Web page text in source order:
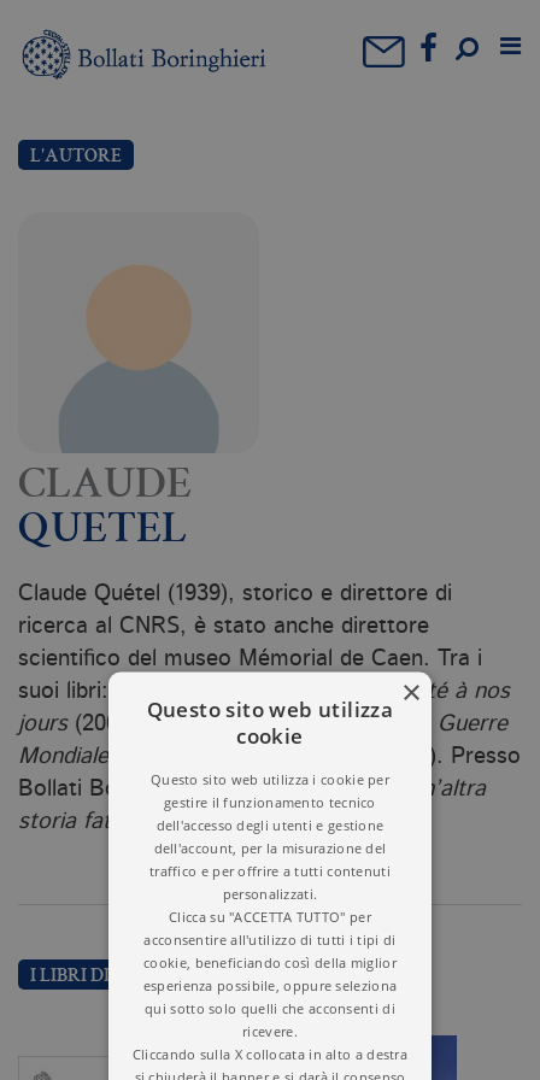
L'AUTORE
CLAUDE
QUETEL
Claude Quétel (1939), storico e direttore di
ricerca al CNRS, è stato anche direttore
scientifico del museo Mémorial de Caen. Tra i
suoi libri:
Histoire de la folie. De l’Antiquité à nos
jours(2009),Le Petit livre de la Seconde Guerre
Mondiale
(2010). Presso
Bollati Boringhieri ha pubblicatoMuri. Un’altra
storia fatta dagli uomini(2016 e 2019).
I LIBRI DI CLAUDE QUETEL
×
Questo sito web utilizza
cookie
Questo sito web utilizza i cookie per
gestire il funzionamento tecnico
dell'accesso degli utenti e gestione
dell'account, per la misurazione del
traffico e per offrire a tutti contenuti
personalizzati.
Clicca su "ACCETTA TUTTO" per
acconsentire all'utilizzo di tutti i tipi di
cookie, beneficiando così della miglior
esperienza possibile, oppure seleziona
qui sotto solo quelli che acconsenti di
ricevere.
Cliccando sulla X collocata in alto a destra
si chiuderà il banner e si darà il consenso